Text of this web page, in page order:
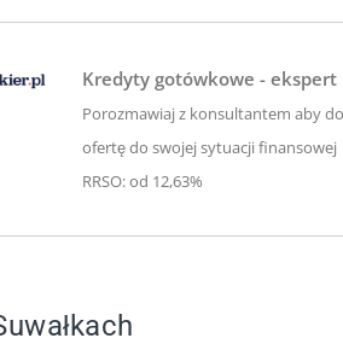
Kredyty gotówkowe - ekspert
Porozmawiaj z konsultantem aby
ofertę do swojej sytuacji finansowej
RRSO: od 12,63%